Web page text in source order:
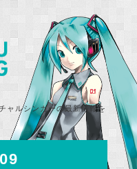
ャルシンガーの最新情報を